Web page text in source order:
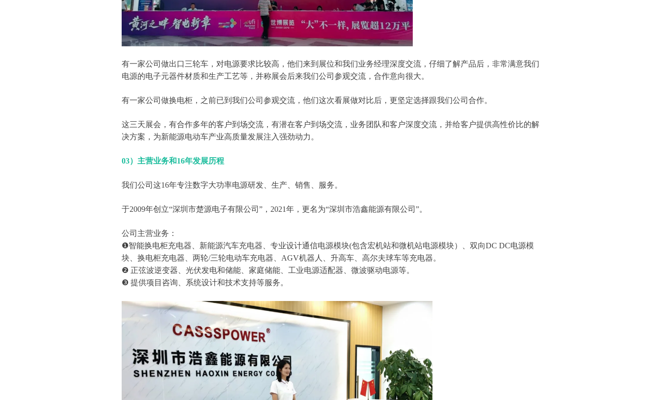
有一家公司做出口三轮车，对电源要求比较高，他们来到展位和我们业务经理深度交流，仔细了解产品后，非常满意我们
电源的电子元器件材质和生产工艺等，并称展会后来我们公司参观交流，合作意向很大。
有一家公司做换电柜，之前已到我们公司参观交流，他们这次看展做对比后，更坚定选择跟我们公司合作。
这三天展会，有合作多年的客户到场交流，有潜在客户到场交流，业务团队和客户深度交流，并给客户提供高性价比的解
决方案，为新能源电动车产业高质量发展注入强劲动力。
03）主营业务和16年发展历程
我们公司这16年专注数字大功率电源研发、生产、销售、服务。
于2009年创立“深圳市楚源电子有限公司”，2021年，更名为“深圳市浩鑫能源有限公司”。
公司主营业务：
❶智能换电柜充电器、新能源汽车充电器、专业设计通信电源模块(包含宏机站和微机站电源模块）、双向DC DC电源模
块、换电柜充电器、两轮/三轮电动车充电器、AGV机器人、升高车、高尔夫球车等充电器。
❷ 正弦波逆变器、光伏发电和储能、家庭储能、工业电源适配器、微波驱动电源等。
❸ 提供项目咨询、系统设计和技术支持等服务。